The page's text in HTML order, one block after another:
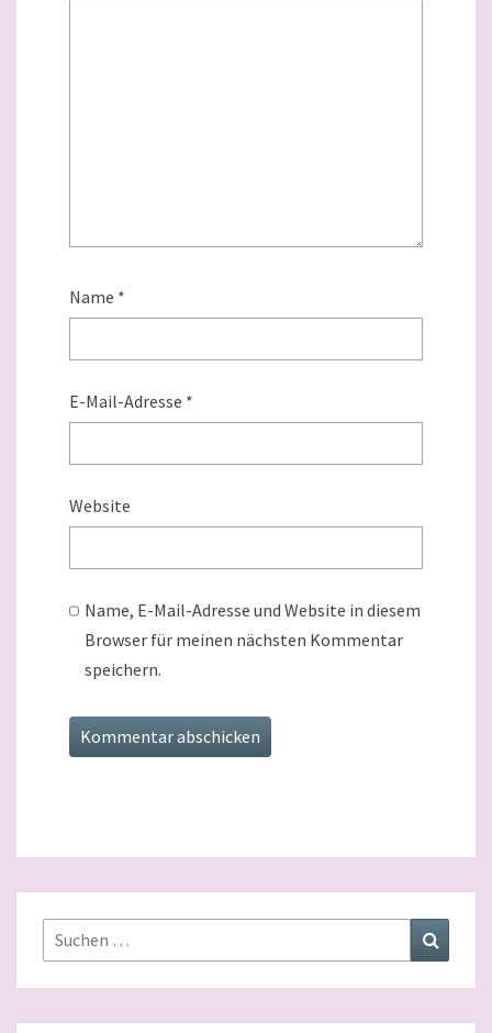
Name *
E-Mail-Adresse *
Website
Name, E-Mail-Adresse und Website in diesem
Browser für meinen nächsten Kommentar
speichern.
Suchen
nach: